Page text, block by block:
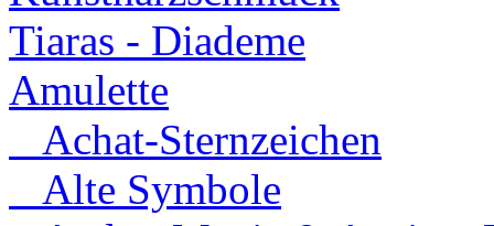
Tiaras - Diademe
Amulette
Achat-Sternzeichen
Alte Symbole